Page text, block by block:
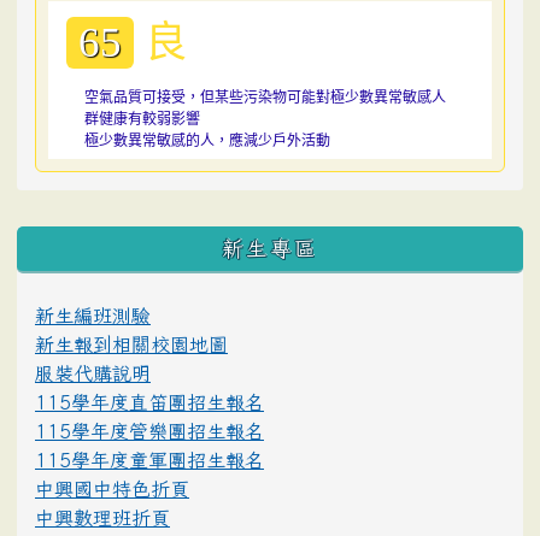
65 良
空氣品質可接受，但某些污染物可能對極少數異常敏感人
群健康有較弱影響
極少數異常敏感的人，應減少戶外活動
:::
新生專區
新生編班測驗
新生報到相關校園地圖
服裝代購說明
115學年度直笛團招生報名
115學年度管樂團招生報名
115學年度童軍團招生報名
中興國中特色折頁
中興數理班折頁